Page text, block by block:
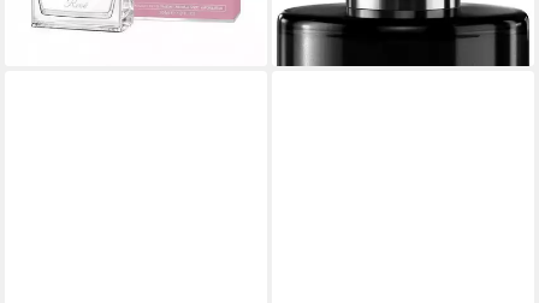
-19%
lieferbar - in 5-6 Werktagen bei dir